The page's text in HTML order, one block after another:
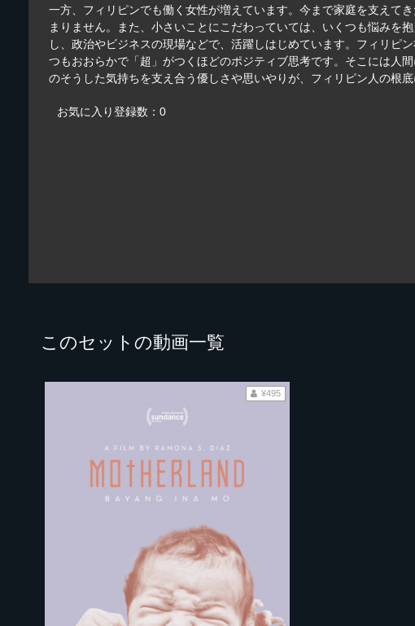
一方、フィリピンでも働く女性が増えています。今まで家庭を支えて
まりません。また、小さいことにこだわっていては、いくつも悩みを
し、政治やビジネスの現場などで、活躍しはじめています。フィリピ
つもおおらかで「超」がつくほどのポジティブ思考です。そこには人
のそうした気持ちを支え合う優しさや思いやりが、フィリピン人の根底
お気に入り登録数：0
このセットの動画一覧
¥495